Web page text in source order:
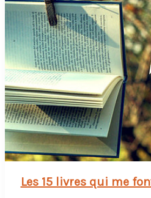
Les 15 livres qui me